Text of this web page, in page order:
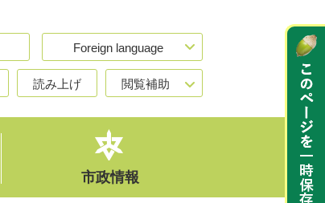
Foreign language
読み上げ 閲覧補助
市政情報